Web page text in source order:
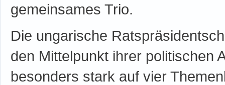
gemeinsames Trio.
Die ungarische
den Mittelpunkt ihrer politischen
besonders stark auf vier